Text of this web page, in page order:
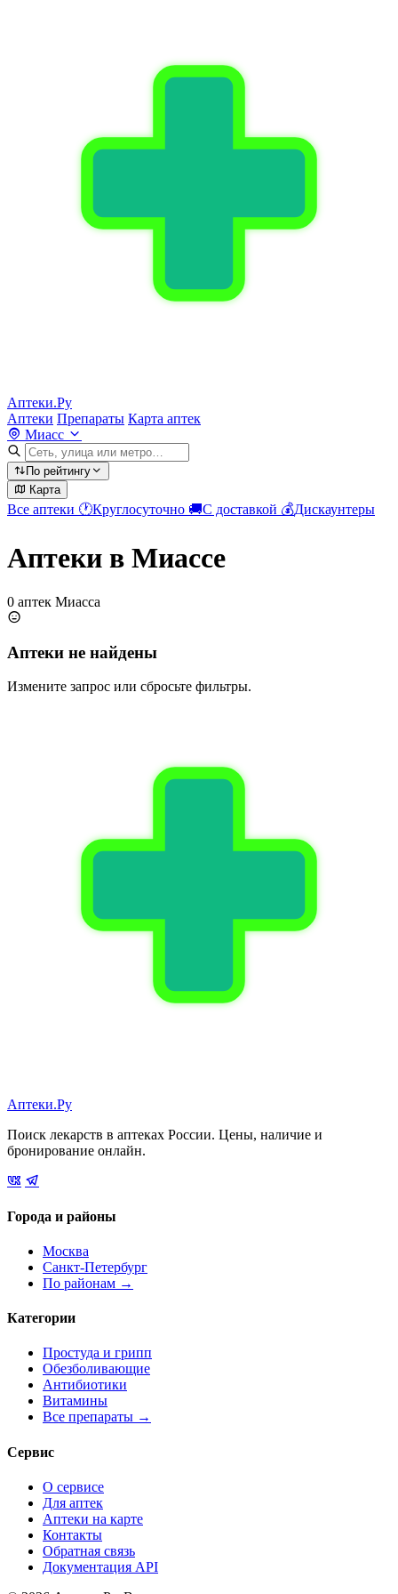
Аптеки.Ру
Аптеки Препараты Карта аптек
Миасс
По рейтингу
Карта
Все аптеки 🕐Круглосуточно 🚚С доставкой 💰Дискаунтеры
Аптеки в Миассе
0 аптек Миасса
Аптеки не найдены
Измените запрос или сбросьте фильтры.
Аптеки.Ру
Поиск лекарств в аптеках России. Цены, наличие и
бронирование онлайн.
Города и районы
Москва
Санкт-Петербург
По районам →
Категории
Простуда и грипп
Обезболивающие
Антибиотики
Витамины
Все препараты →
Сервис
О сервисе
Для аптек
Аптеки на карте
Контакты
Обратная связь
Документация API